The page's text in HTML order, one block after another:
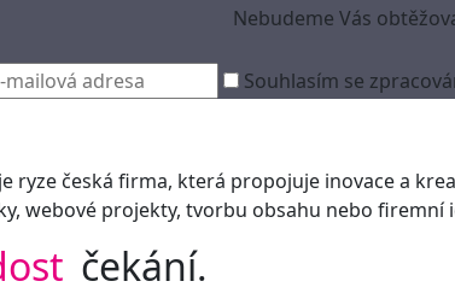
Nebudeme Vás
Souhlasím se
ryze česká firma, která propojuje inovace a
webové projekty, tvorbu obsahu nebo
čekání.